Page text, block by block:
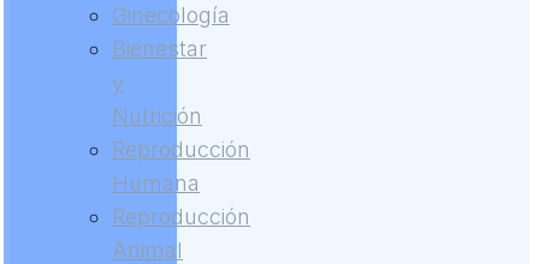
Ginecología
Bienestar
y
Nutrición
Reproducción
Humana
Reproducción
Animal